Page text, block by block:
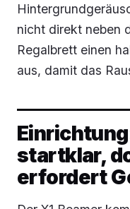
nicht direkt neben
Regalbrett einen
aus, damit das
startklar,
erfordert